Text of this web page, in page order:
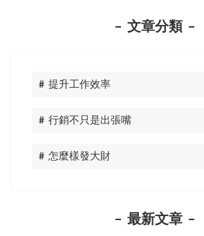
文章分類
# 提升工作效率
# 行銷不只是出張嘴
# 怎麼樣發大財
最新文章